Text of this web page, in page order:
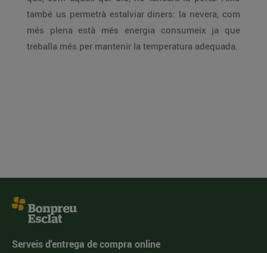
també us permetrà estalviar diners: la nevera, com
més plena està més energia consumeix ja que
treballa més per mantenir la temperatura adequada.
Serveis d'entrega de compra online